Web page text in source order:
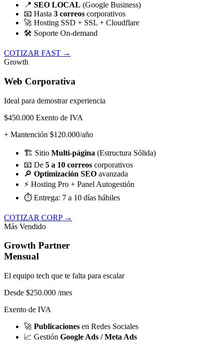
📍 SEO LOCAL (Google Business)
📧 Hasta 3 correos corporativos
🚀 Hosting SSD + SSL + Cloudflare
🛠️ Soporte On-demand
COTIZAR FAST →
Growth
Web Corporativa
Ideal para demostrar experiencia
$450.000 Exento de IVA
+ Mantención $120.000/año
🏗️ Sitio Multi-página (Estructura Sólida)
📧 De 5 a 10 correos corporativos
🔎 Optimización SEO avanzada
⚡ Hosting Pro + Panel Autogestión
⏱️ Entrega: 7 a 10 días hábiles
COTIZAR CORP →
Más Vendido
Growth Partner
Mensual
El equipo tech que te falta para escalar
Desde $250.000 /mes
Exento de IVA
🚀 Publicaciones en Redes Sociales
📈 Gestión Google Ads / Meta Ads